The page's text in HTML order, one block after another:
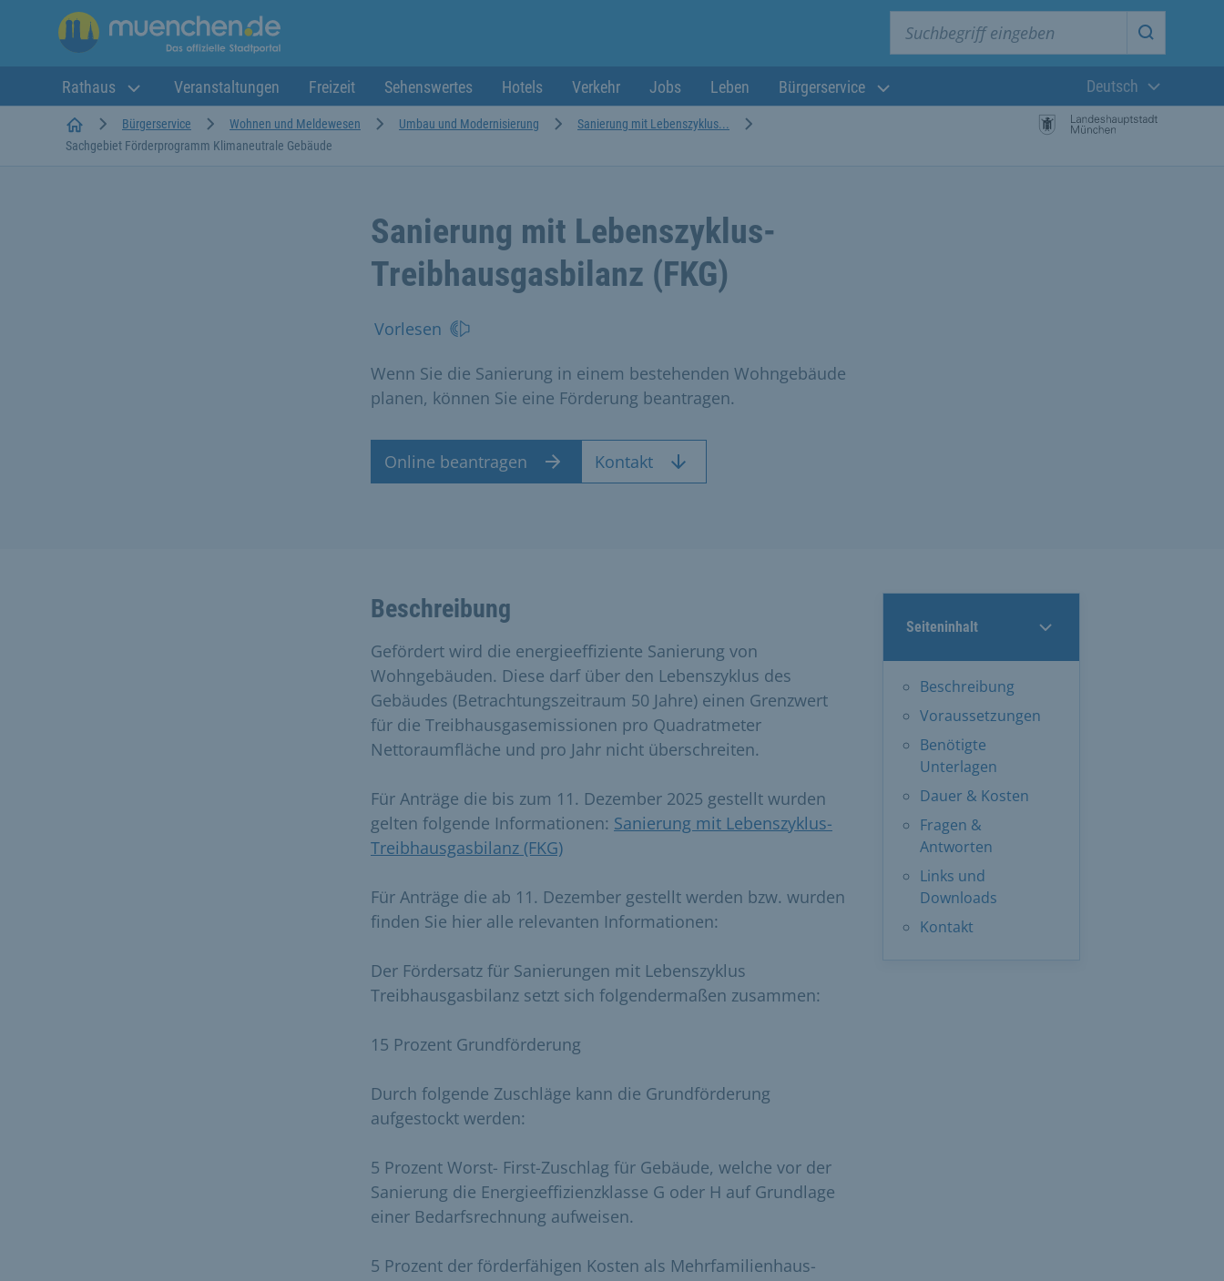
Suche
Rathaus Veranstaltungen Freizeit Sehenswertes Hotels Verkehr Jobs Leben Bürgerservice
Aktuelle
Deutsch
StartseiteBürgerservice Wohnen und Meldewesen Umbau und Modernisierung
Sanierung mit Lebenszyklus...
Sachgebiet Förderprogramm Klimaneutrale Gebäude
Sanierung mit Lebenszyklus-
Treibhausgasbilanz (FKG)
Vorlesen
Wenn Sie die Sanierung in einem bestehenden Wohngebäude
planen, können Sie eine Förderung beantragen.
Online beantragen Kontakt
Seiteninhalt
Beschreibung
Voraussetzungen
Benötigte
Unterlagen
Dauer & Kosten
Fragen &
Antworten
Links und
Downloads
Kontakt
Beschreibung
Gefördert wird die energieeffiziente Sanierung von
Wohngebäuden. Diese darf über den Lebenszyklus des
Gebäudes (Betrachtungszeitraum 50 Jahre) einen Grenzwert
für die Treibhausgasemissionen pro Quadratmeter
Nettoraumfläche und pro Jahr nicht überschreiten.
Für Anträge die bis zum 11. Dezember 2025 gestellt wurden
gelten folgende Informationen: Sanierung mit Lebenszyklus-
Treibhausgasbilanz (FKG)
Für Anträge die ab 11. Dezember gestellt werden bzw. wurden
finden Sie hier alle relevanten Informationen:
Der Fördersatz für Sanierungen mit Lebenszyklus
Treibhausgasbilanz setzt sich folgendermaßen zusammen:
15 Prozent Grundförderung
Durch folgende Zuschläge kann die Grundförderung
aufgestockt werden:
5 Prozent Worst- First-Zuschlag für Gebäude, welche vor der
Sanierung die Energieeffizienzklasse G oder H auf Grundlage
einer Bedarfsrechnung aufweisen.
5 Prozent der förderfähigen Kosten als Mehrfamilienhaus-